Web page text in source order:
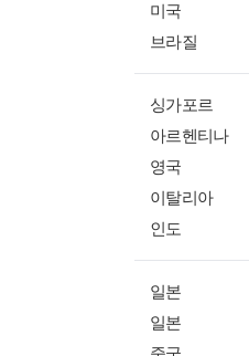
미국
브라질
싱가포르
아르헨티나
영국
이탈리아
인도
일본
일본